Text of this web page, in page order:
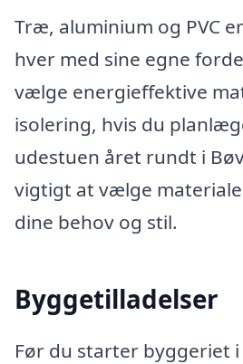
Træ, aluminium og PVC
hver med sine egne
vælge energieffektive
isolering, hvis du
udestuen året rundt i
vigtigt at vælge
dine behov og stil.
Byggetilladelser
Før du starter byggeriet